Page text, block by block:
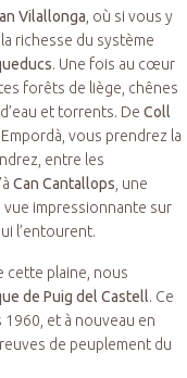
Vilallonga , où si vous y
richesse du système
. Une fois au cœur
forêts de liège, chênes
et torrents. De Coll
vous prendrez la
entre les
Can Cantallops , une
impressionnante sur
l’entourent.
cette plaine, nous
de Puig del Castell. Ce
et à nouveau en
de peuplement du